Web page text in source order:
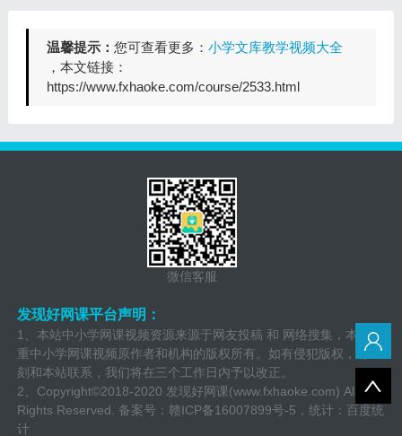
温馨提示： 您可查看更多： 小学文库教学视频大全
，本文链接：
https://www.fxhaoke.com/course/2533.html
微信客服
发现好网课平台声明：
1、本站中小学网课视频资源来源于网友投稿 和 网络搜集，本站尊
重中小学网课视频原作者和机构的版权所有。如有侵犯版权，请立
刻和本站联系，我们将在三个工作日内予以改正。
2、Copyright©2018-2020 发现好网课(www.fxhaoke.com) All
Rights Reserved. 备案号： 赣ICP备16007899号-5 ，统计：百度统
计